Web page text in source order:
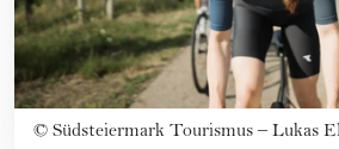
© Südsteiermark Tourismus – Lukas